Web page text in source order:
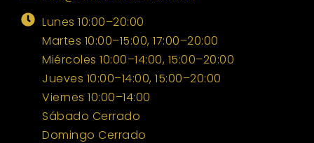
Lunes 10:00–20:00
Martes 10:00–15:00, 17:00–20:00
Miércoles 10:00–14:00, 15:00–20:00
Jueves 10:00–14:00, 15:00–20:00
Viernes 10:00–14:00
Sábado Cerrado
Domingo Cerrado